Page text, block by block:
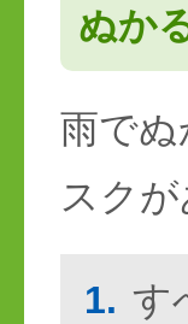
ぬか
雨で
スクが
1. す